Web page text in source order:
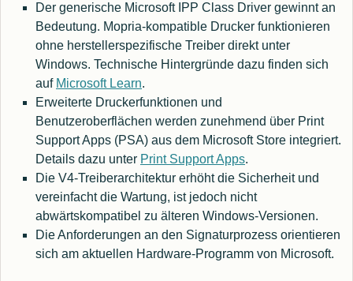
Der generische Microsoft IPP Class Driver gewinnt an
Bedeutung. Mopria-kompatible Drucker funktionieren
ohne herstellerspezifische Treiber direkt unter
Windows. Technische Hintergründe dazu finden sich
auf Microsoft Learn.
Erweiterte Druckerfunktionen und
Benutzeroberflächen werden zunehmend über Print
Support Apps (PSA) aus dem Microsoft Store integriert.
Details dazu unter Print Support Apps.
Die V4-Treiberarchitektur erhöht die Sicherheit und
vereinfacht die Wartung, ist jedoch nicht
abwärtskompatibel zu älteren Windows-Versionen.
Die Anforderungen an den Signaturprozess orientieren
sich am aktuellen Hardware-Programm von Microsoft.